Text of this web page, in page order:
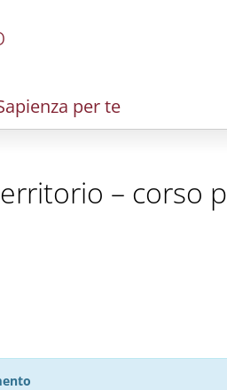
per te
– corso